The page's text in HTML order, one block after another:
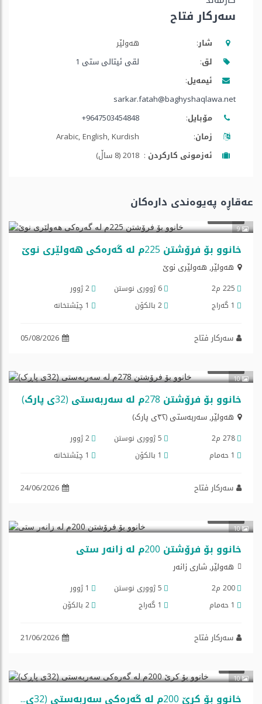
سەرکار فتاح
شار:
هه‌ولێر
لق:
لقی ئیتالی ستی 1
ئیمه‌یل:
sarkar.fatah@baghyshaqlawa.net
مۆبایل:
+9647503454848
زمان:
Arabic, English, Kurdish
ئه‌زمونی كاركردن : 2018 (8 ساڵ)
عەقاڕە پەیوەندی دارەكان
9
خانوو بۆ فرۆشتن 225م لە گەرەکی هەولێری نوێ
هه‌ولێر, هەولێری نوێ
225 م2 6 ژووری نوستن
2 ژوور
1 گه‌راج
2 بالكۆن 1 چێشتخانه‌
سەرکار فتاح 05/08/2026
10
خانوو بۆ فرۆشتن 278م لە سەربەستی (32ی پاڕک)
هه‌ولێر,سەربەستی (٣٢ی پارک)
278 م2 5 ژووری نوستن
2 ژوور
1 حەمام
1 بالكۆن 1 چێشتخانه‌
سەرکار فتاح 24/06/2026
10
خانوو بۆ فرۆشتن 200م لە زانەر ستی
هه‌ولێر, شاری زانەر
200 م2 5 ژووری نوستن
1 ژوور
1 حەمام
1 گه‌راج 2 بالكۆن
سەرکار فتاح 21/06/2026
10
خانوو بۆ کرێ 200م لە گەرەکی سەربەستی (32ی پاڕک)